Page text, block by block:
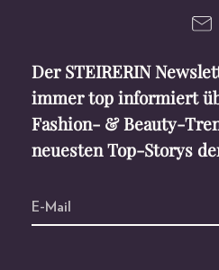
Der STEIRERIN
immer top informiert
Fashion- & Beauty-
neuesten Top-Storys